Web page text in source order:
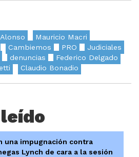
Mauricio Macri
Cambiemos PRO
Judiciales
denuncias
Federico Delgado
Claudio Bonadio
una impugnación contra
Lynch de cara a la sesión